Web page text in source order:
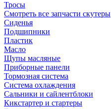
Тросы
Смотреть все запчасти скутеры
Сиденья
Подшипники
Пластик
Масло
Щупы масляные
Приборные панели
Тормозная система
Система охлаждения
Сальники и сайлентблоки
Кикстартер и стартеры